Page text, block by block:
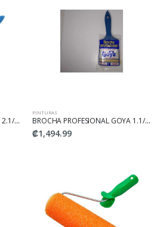
BROCHA PROFESIONAL GOYA 2.1/2" MANGO AZUL
PINTURAS
BROCHA PROFESIONAL GOYA 1.1/2" MANGO AZUL
₡1,494.99